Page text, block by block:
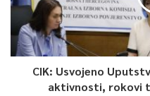
CIK: Usvojeno
aktivnosti, rokovi